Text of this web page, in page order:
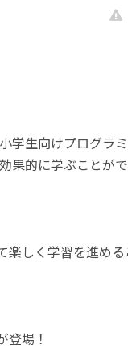
学生向けプログラミ
果的に学ぶことがで
しく学習を進める
場！